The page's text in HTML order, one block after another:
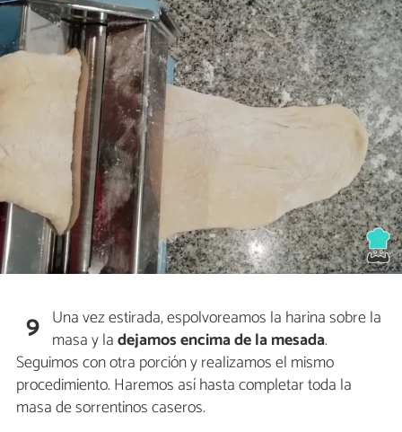
9 Una vez estirada, espolvoreamos la harina sobre la
masa y ladejamos encima de la mesada.
Seguimos con otra porción y realizamos el mismo
procedimiento. Haremos así hasta completar toda la
masa de sorrentinos caseros.